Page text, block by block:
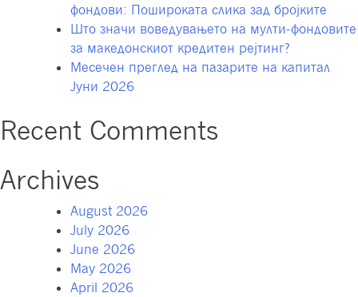
фондови: Пошироката слика зад бројките
Што значи воведувањето на мулти-фондовите
за македонскиот кредитен рејтинг?
Месечен преглед на пазарите на капитал
Јуни 2026
Recent Comments
Archives
August 2026
July 2026
June 2026
May 2026
April 2026